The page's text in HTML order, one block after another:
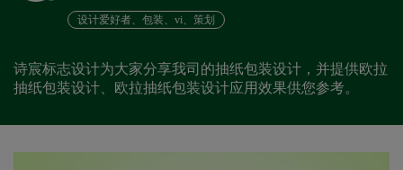
设计爱好者、包装、vi、策划
诗宸标志设计为大家分享我司的抽纸包装设计，并提供欧拉
抽纸包装设计、欧拉抽纸包装设计应用效果供您参考。